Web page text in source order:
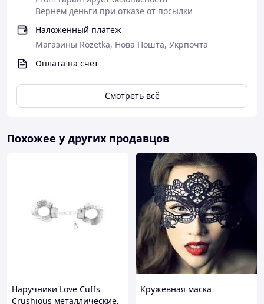
Вернем деньги при отказе от посылки
Наложенный платеж
Магазины Rozetka, Нова Пошта, Укрпочта
Оплата на счет
Смотреть всё
Похожее у других продавцов
Наручники Love Cuffs
Crushious металлические,
Кружевная маска